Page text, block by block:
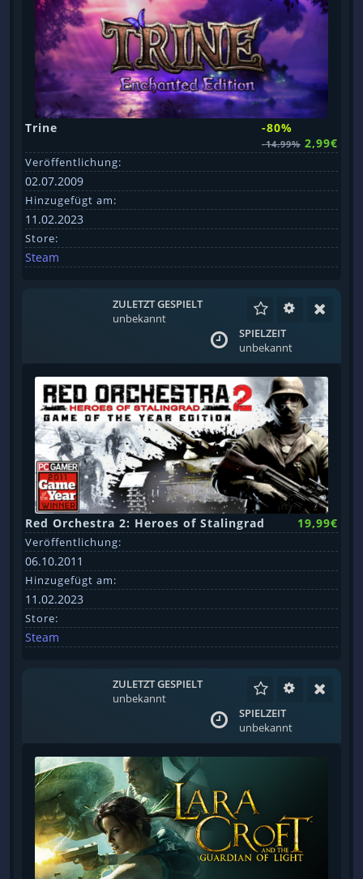
Trine -80%
-14.99% 2,99€
Veröffentlichung:
02.07.2009
Hinzugefügt am:
11.02.2023
Store:
Steam
ZULETZT GESPIELT
unbekannt
SPIELZEIT
unbekannt
Red Orchestra 2: Heroes of Stalingrad 19,99€
Veröffentlichung:
06.10.2011
Hinzugefügt am:
11.02.2023
Store:
Steam
ZULETZT GESPIELT
unbekannt
SPIELZEIT
unbekannt